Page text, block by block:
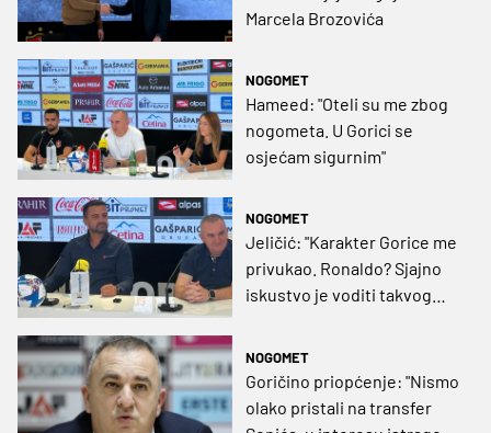
Marcela Brozovića
NOGOMET
Hameed: "Oteli su me zbog
nogometa. U Gorici se
osjećam sigurnim"
NOGOMET
Jeličić: "Karakter Gorice me
privukao. Ronaldo? Sjajno
iskustvo je voditi takvog
NOGOMET
Goričino priopćenje: "Nismo
olako pristali na transfer